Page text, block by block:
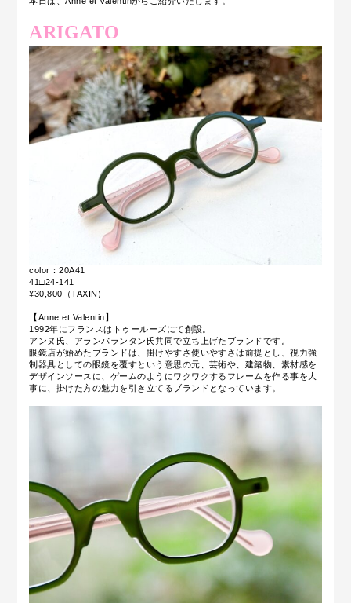
ARIGATO
color：20A41
41□24-141
¥30,800（TAXIN)
【Anne et Valentin】
1992年にフランスはトゥールーズにて創設。
アンヌ氏、アランバランタン氏共同で立ち上げたブランドです。
眼鏡店が始めたブランドは、掛けやすさ使いやすさは前提とし、視力強
制器具としての眼鏡を覆すという意思の元、芸術や、建築物、素材感を
デザインソースに、ゲームのようにワクワクするフレームを作る事を大
事に、掛けた方の魅力を引き立てるブランドとなっています。